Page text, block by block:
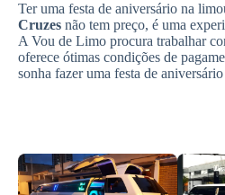
Ter uma festa de aniversário na
Cruzes não tem preço, é uma
A Vou de Limo procura trabalhar
oferece ótimas condições de
sonha fazer uma festa de